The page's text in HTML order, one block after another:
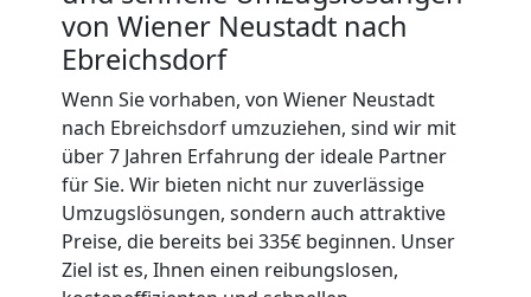
von Wiener Neustadt nach
Ebreichsdorf
Wenn Sie vorhaben, von Wiener Neustadt
nach Ebreichsdorf umzuziehen, sind wir mit
über 7 Jahren Erfahrung der ideale Partner
für Sie. Wir bieten nicht nur zuverlässige
Umzugslösungen, sondern auch attraktive
Preise, die bereits bei 335€ beginnen. Unser
Ziel ist es, Ihnen einen reibungslosen,